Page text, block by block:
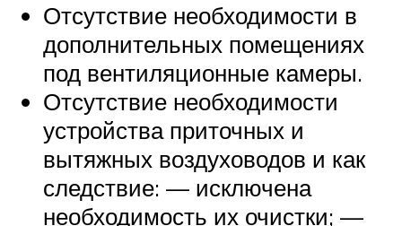
Отсутствие необходимости в
дополнительных помещениях
под вентиляционные камеры.
Отсутствие необходимости
устройства приточных и
вытяжных воздуховодов и как
следствие: — исключена
необходимость их очистки; —